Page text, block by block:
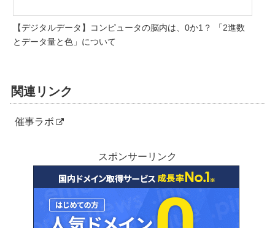
【デジタルデータ】コンピュータの脳内は、0か1？ 「2進数
とデータ量と色」について
関連リンク
催事ラボ
スポンサーリンク